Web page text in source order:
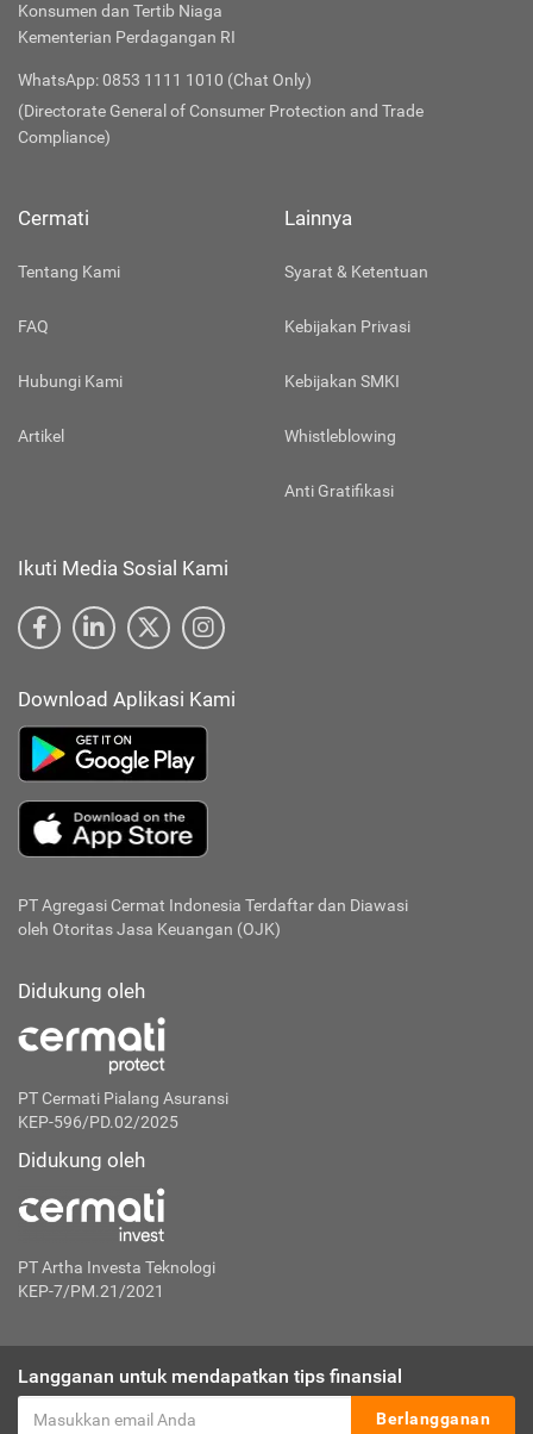
Konsumen dan Tertib Niaga
Kementerian Perdagangan RI
WhatsApp: 0853 1111 1010 (Chat Only)
(Directorate General of Consumer Protection and Trade
Compliance)
Cermati
Tentang Kami
FAQ
Hubungi Kami
Artikel
Lainnya
Syarat & Ketentuan
Kebijakan Privasi
Kebijakan SMKI
Whistleblowing
Anti Gratifikasi
Ikuti Media Sosial Kami
Download Aplikasi Kami
PT Agregasi Cermat Indonesia Terdaftar dan Diawasi
oleh Otoritas Jasa Keuangan (OJK)
Didukung oleh
PT Cermati Pialang Asuransi
KEP-596/PD.02/2025
Didukung oleh
PT Artha Investa Teknologi
KEP-7/PM.21/2021
Langganan untuk mendapatkan tips finansial
Berlangganan